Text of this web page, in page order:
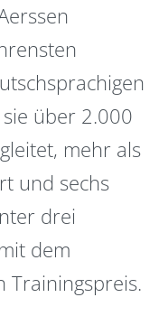
über 2.000
mehr als
und sechs
drei
dem
Trainingspreis.